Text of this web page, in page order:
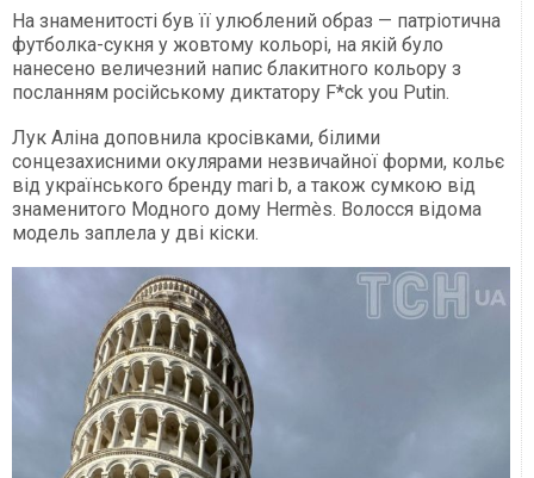
На знаменитості був її улюблений образ — патріотична
футболка-сукня у жовтому кольорі, на якій було
нанесено величезний напис блакитного кольору з
посланням російському диктатору F*ck you Putin.
Лук Аліна доповнила кросівками, білими
сонцезахисними окулярами незвичайної форми, кольє
від українського бренду mari b, а також сумкою від
знаменитого Модного дому Hermès. Волосся відома
модель заплела у дві кіски.